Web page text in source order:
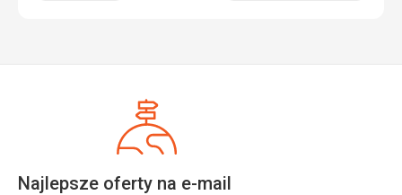
Najlepsze oferty na e-mail